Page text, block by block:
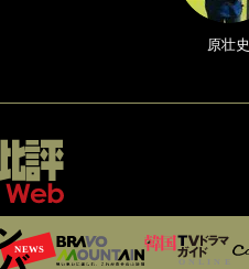
原壮史